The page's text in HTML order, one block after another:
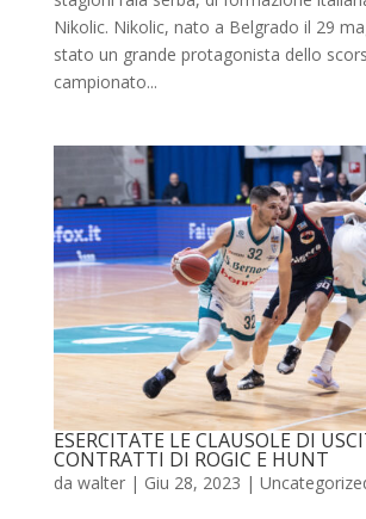
Nikolic. Nikolic, nato a Belgrado il 29
stato un grande protagonista dello
campionato...
ESERCITATE LE CLAUSOLE DI
CONTRATTI DI ROGIC E HUNT
da walter| Giu 28, 2023 |